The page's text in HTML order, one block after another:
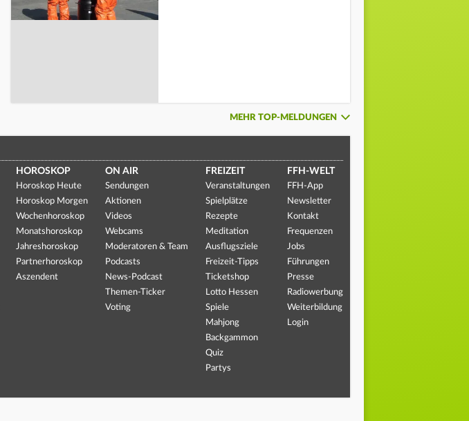
MEHR TOP-MELDUNGEN
HOROSKOP
Horoskop Heute
Horoskop Morgen
Wochenhoroskop
Monatshoroskop
Jahreshoroskop
Partnerhoroskop
Aszendent
ON AIR
Sendungen
Aktionen
Videos
Webcams
Moderatoren & Team
Podcasts
News-Podcast
Themen-Ticker
Voting
FREIZEIT
Veranstaltungen
Spielplätze
Rezepte
Meditation
Ausflugsziele
Freizeit-Tipps
Ticketshop
Lotto Hessen
Spiele
Mahjong
Backgammon
Quiz
Partys
FFH-WELT
FFH-App
Newsletter
Kontakt
Frequenzen
Jobs
Führungen
Presse
Radiowerbung
Weiterbildung
Login